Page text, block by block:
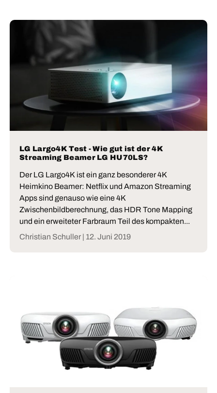
LG Largo4K Test - Wie gut ist der 4K
Streaming Beamer LG HU70LS?
Der LG Largo4K ist ein ganz besonderer 4K
Heimkino Beamer: Netflix und Amazon Streaming
Apps sind genauso wie eine 4K
Zwischenbildberechnung, das HDR Tone Mapping
und ein erweiteter Farbraum Teil des kompakten...
Christian Schuller | 12. Juni 2019